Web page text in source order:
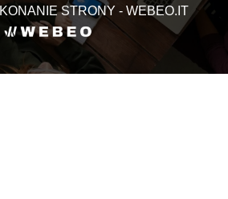
STRONY - WEBEO.IT